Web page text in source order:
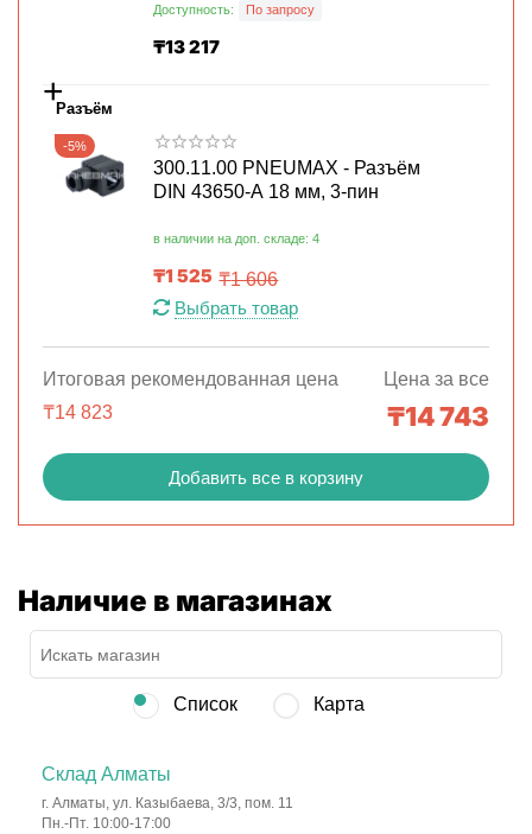
Доступность: По запросу
₸13 217
+Разъём
-5%
300.11.00 PNEUMAX - Разъём
DIN 43650-A 18 мм, 3-пин
в наличии на доп. складе: 4
₸1 525 ₸1 606
Выбрать товар
Итоговая рекомендованная цена
₸14 823
Цена за все
₸14 743
Добавить все в корзину
Наличие в магазинах
Список Карта
Склад Алматы
г. Алматы, ул. Казыбаева, 3/3, пом. 11
Пн.-Пт. 10:00-17:00